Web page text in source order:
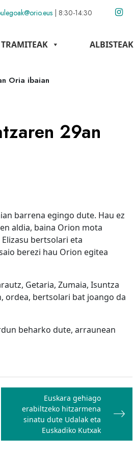
| 8:30-14:30
TRAMITEAK ALBISTEAK
Oria ibaian
29an
barrena egingo dute. Hau ez
aldia, baina Orion mota
bertsolari eta
berezi hau Orion egitea
Getaria, Zumaia, Isuntza
ordea, bertsolari bat joango da
beharko dute, arraunean
Euskara gehiago
erabiltzeko hitzarmena
sinatu dute Udalak eta
Euskadiko Kutxak